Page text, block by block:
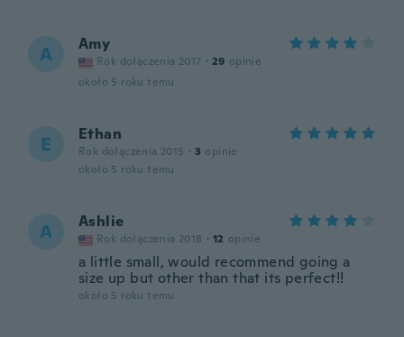
A Amy
Rok dołączenia 2017 · 29 opinie
około 5 roku temu
E Ethan
Rok dołączenia 2015 · 3 opinie
około 5 roku temu
A Ashlie
Rok dołączenia 2018 · 12 opinie
a little small, would recommend going a
size up but other than that its perfect!!
około 5 roku temu